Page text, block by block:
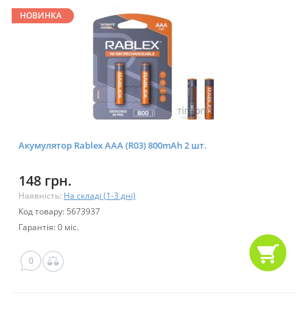
НОВИНКА
Акумулятор Rablex AAA (R03) 800mAh 2 шт.
148 грн.
Наявність: На складі (1-3 дні)
Код товару: 5673937
Гарантія: 0 міс.
0